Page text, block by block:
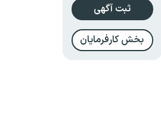
ثبت آگهی
بخش کارفرمایان